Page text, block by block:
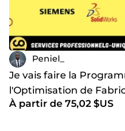
Peniel_
Je vais faire la
l'Optimisation de
projets avec des MOCN
À partir de 75,02 $US